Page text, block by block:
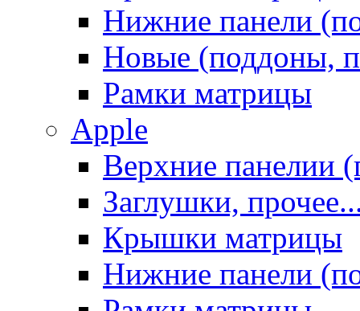
Нижние панели
Новые (поддоны,
Рамки матрицы
Apple
Верхние панелии
Заглушки,
Крышки матрицы
Нижние панели